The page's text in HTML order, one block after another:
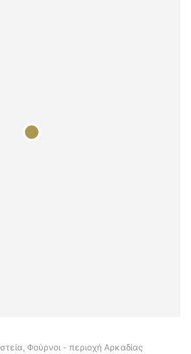
Φούρνοι - περιοχή Αρκαδίας